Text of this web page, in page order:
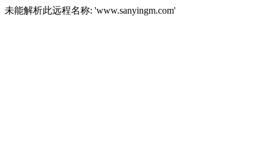
未能解析此远程名称: 'www.sanyingm.com'